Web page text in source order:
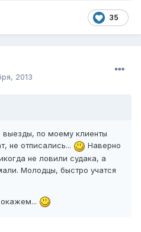
35
2013
по моему клиенты
не отписались...
Наверно
не ловили судака, а
Молодцы, быстро учатся